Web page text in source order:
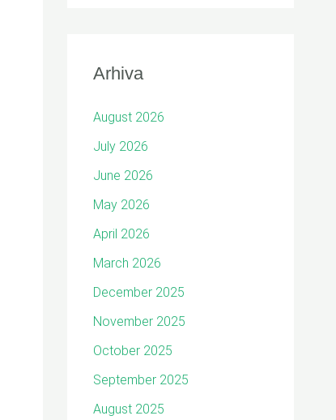
Arhiva
August 2026
July 2026
June 2026
May 2026
April 2026
March 2026
December 2025
November 2025
October 2025
September 2025
August 2025